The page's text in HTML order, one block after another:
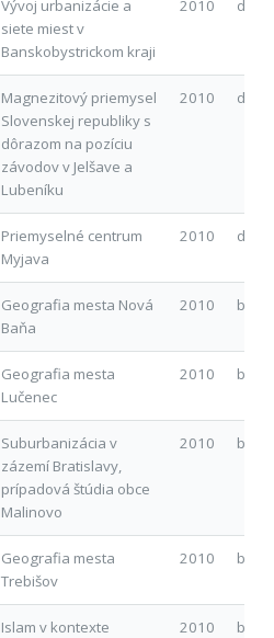
Vývoj urbanizácie a
siete miest v
Banskobystrickom kraji
2010 d
Magnezitový priemysel
Slovenskej republiky s
dôrazom na pozíciu
závodov v Jelšave a
Lubeníku
2010 d
Priemyselné centrum
Myjava
2010 d
Geografia mesta Nová
Baňa
2010 b
Geografia mesta
Lučenec
2010 b
Suburbanizácia v
zázemí Bratislavy,
prípadová štúdia obce
Malinovo
2010 b
Geografia mesta
Trebišov
2010 b
Islam v kontexte
2010 b